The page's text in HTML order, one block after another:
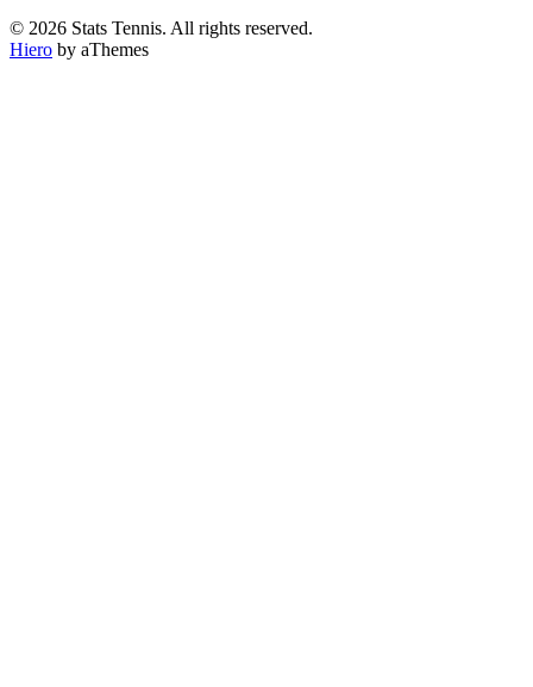
© 2026 Stats Tennis. All rights reserved.
Hiero by aThemes